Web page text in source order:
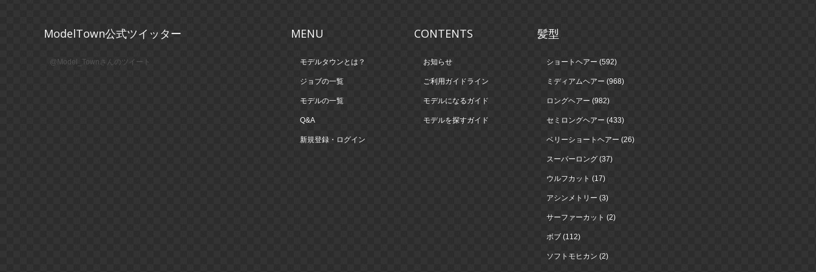
ModelTown公式ツイッター
@Model_Townさんのツイート
MENU
モデルタウンとは？
ジョブの一覧
モデルの一覧
Q&A
新規登録・ログイン
CONTENTS
お知らせ
ご利用ガイドライン
モデルになるガイド
モデルを探すガイド
髪型
ショートヘアー (592)
ミディアムヘアー (968)
ロングヘアー (982)
セミロングヘアー (433)
ベリーショートヘアー (26)
スーパーロング (37)
ウルフカット (17)
アシンメトリー (3)
サーファーカット (2)
ボブ (112)
ソフトモヒカン (2)